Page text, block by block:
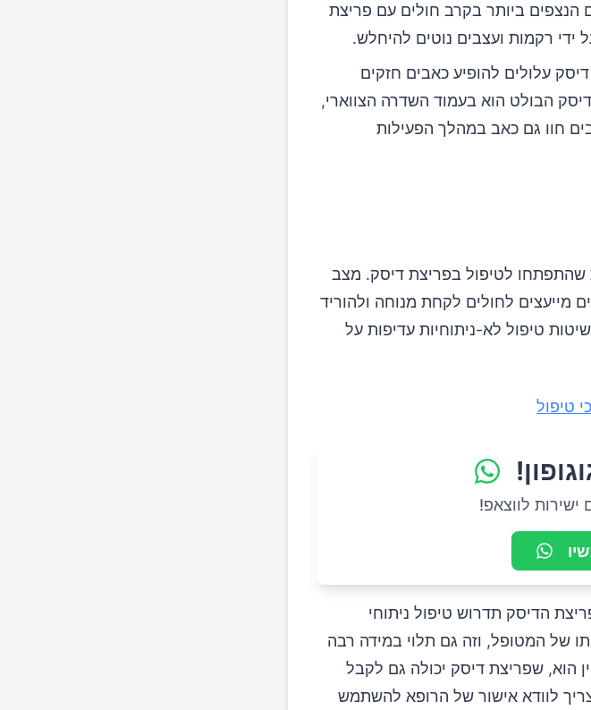
ביותר בקרב חולים עם פריצת
ידי רקמות ועצבים נוטים להיחלש.
עלולים להופיע כאבים חזקים
הבולט הוא בעמוד השדרה הצווארי,
חוו גם כאב במהלך הפעילות
שהתפתחו לטיפול בפריצת דיסק. מצב
מייעצים לחולים לקחת מנוחה ולהוריד
טיפול לא-ניתוחיות עדיפות על
טיפול
ישירות לווצאפ!
הדיסק תדרוש טיפול ניתוחי
של המטופל, וזה גם תלוי במידה רבה
הוא, שפריצת דיסק יכולה גם לקבל
לוודא אישור של הרופא להשתמש